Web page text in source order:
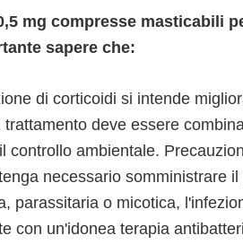
mg compresse masticabili
sapere che:
di corticoidi si intende
deve essere
controllo ambientale.
necessario somministrare
parassitaria o micotica,
con un'idonea terapia